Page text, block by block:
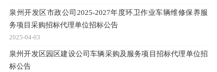
泉州开发区市政公司2025-2027年度环卫作业车辆维修保养服
务项目采购招标代理单位招标公告
2025-04-03
泉州开发区园区建设公司车辆采购及服务项目招标代理单位招
标公告